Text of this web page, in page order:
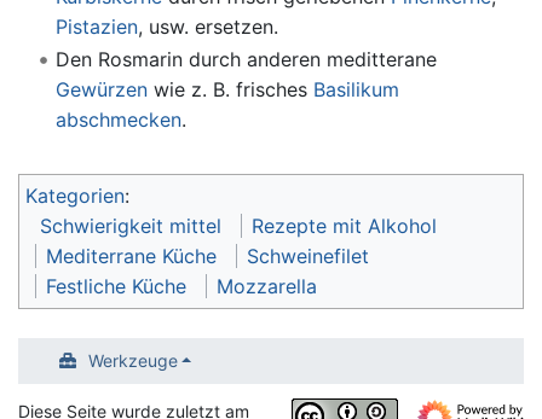
Pistazien, usw. ersetzen.
Den Rosmarin durch anderen meditterane
Gewürzenwie z. B. frisches Basilikum
abschmecken.
Kategorien:
Schwierigkeit mittel
Rezepte mit Alkohol
Mediterrane Küche
Schweinefilet
Festliche Küche
Mozzarella
Werkzeuge
Diese Seite wurde zuletzt am